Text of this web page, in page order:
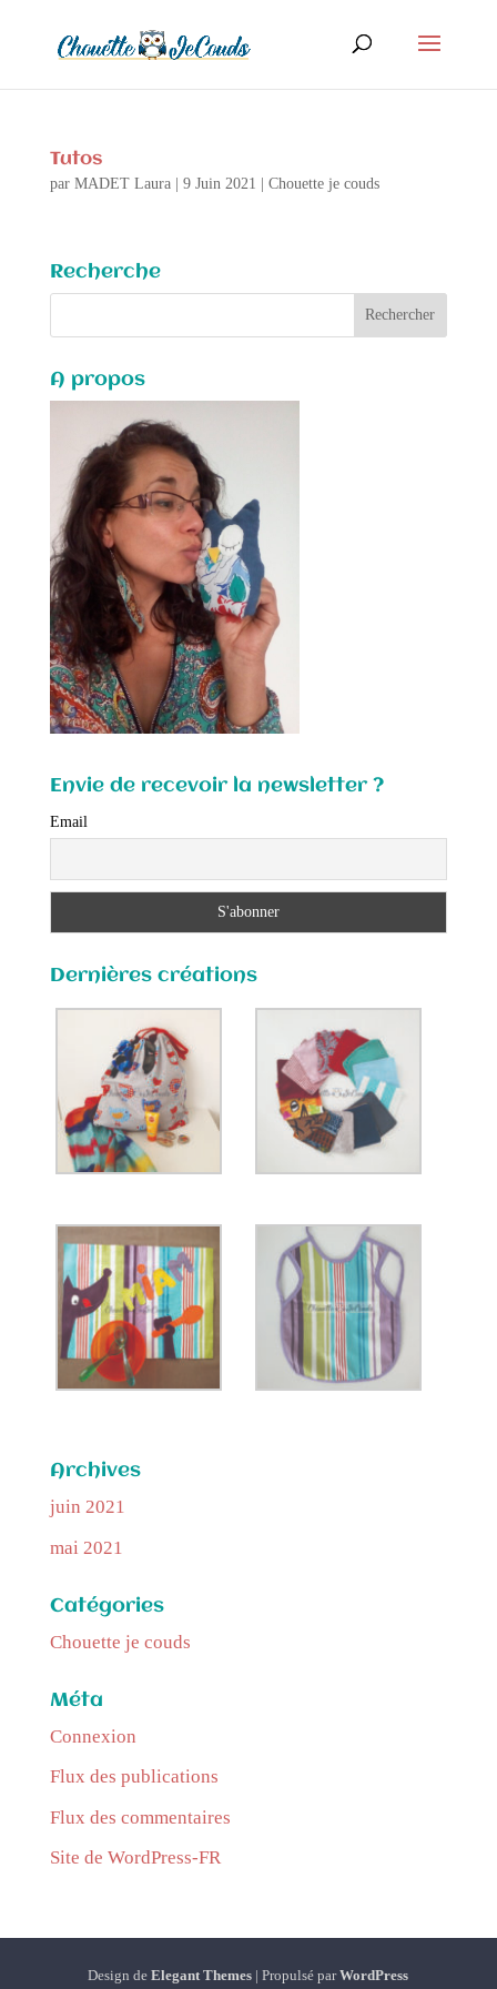
Tutos
par MADET Laura| 9 Juin 2021 Chouette je couds
Recherche
A propos
Envie de recevoir la newsletter ?
Email
Dernières créations
Archives
juin 2021
mai 2021
Catégories
Chouette je couds
Méta
Connexion
Flux des publications
Flux des commentaires
Site de WordPress-FR
Design deElegant Themes | Propulsé parWordPress